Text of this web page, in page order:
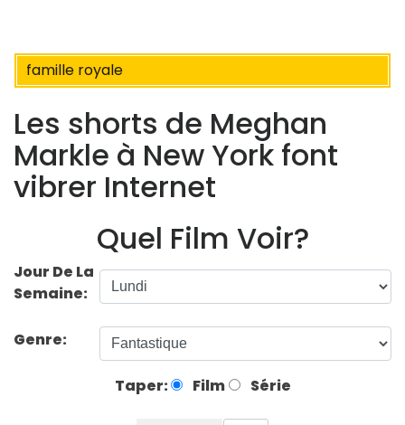
famille royale
Les shorts de Meghan
Markle à New York font
vibrer Internet
Quel Film Voir?
Jour De La
Semaine:
Genre:
Taper: Film Série